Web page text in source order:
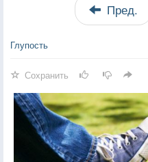
Пред.
Глупость
Сохранить